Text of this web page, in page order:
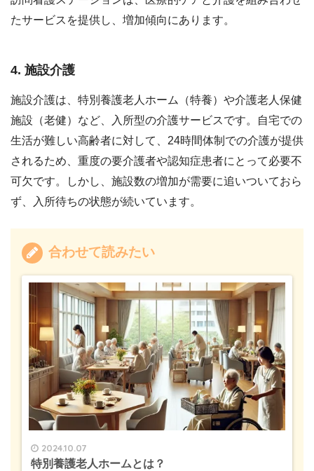
たサービスを提供し、増加傾向にあります。
4. 施設介護
施設介護は、特別養護老人ホーム（特養）や介護老人保健
施設（老健）など、入所型の介護サービスです。自宅での
生活が難しい高齢者に対して、24時間体制での介護が提供
されるため、重度の要介護者や認知症患者にとって必要不
可欠です。しかし、施設数の増加が需要に追いついておら
ず、入所待ちの状態が続いています。
合わせて読みたい
2024.10.07
特別養護老人ホームとは？